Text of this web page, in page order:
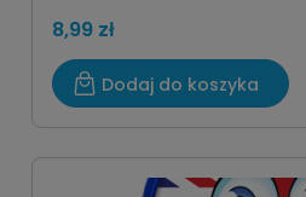
8,99 zł
Dodaj do koszyka